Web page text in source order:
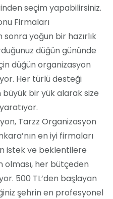
seçim yapabilirsiniz.
Firmaları
yoğun bir hazırlık
düğün gününde
düğün organizasyon
Her türlü desteği
bir yük alarak size
Tarzz Organizasyon
en iyi firmaları
istek ve beklentilere
olması, her bütçeden
500 TL’den başlayan
şehrin en profesyonel